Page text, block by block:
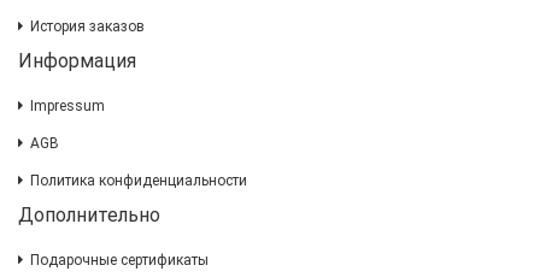
История заказов
Информация
Impressum
AGB
Политика конфиденциальности
Дополнительно
Подарочные сертификаты